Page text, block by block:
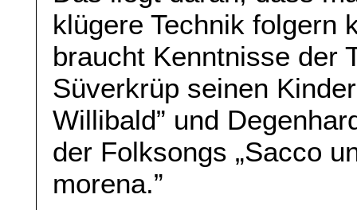
klügere Technik folgern
braucht Kenntnisse der
Süverkrüp seinen
Willibald” und
der Folksongs „Sacco
morena.”